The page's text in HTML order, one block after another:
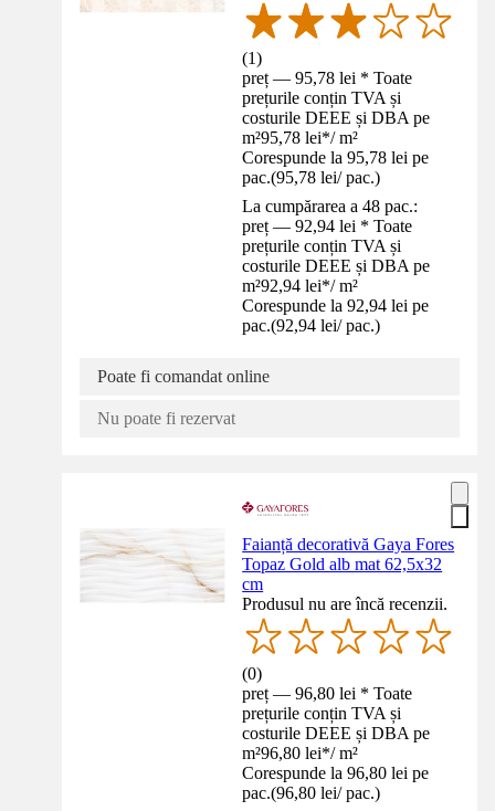
(1)
preț — 95,78 lei * Toate
prețurile conțin TVA și
costurile DEEE și DBA pe
m²95,78 lei*/ m²
Corespunde la 95,78 lei pe
pac.(95,78 lei/ pac.)
La cumpărarea a 48 pac.:
preț — 92,94 lei * Toate
prețurile conțin TVA și
costurile DEEE și DBA pe
m²92,94 lei*/ m²
Corespunde la 92,94 lei pe
pac.(92,94 lei/ pac.)
Poate fi comandat online
Nu poate fi rezervat
Faianță decorativă Gaya Fores
Topaz Gold alb mat 62,5x32
cm
Produsul nu are încă recenzii.
(0)
preț — 96,80 lei * Toate
prețurile conțin TVA și
costurile DEEE și DBA pe
m²96,80 lei*/ m²
Corespunde la 96,80 lei pe
pac.(96,80 lei/ pac.)